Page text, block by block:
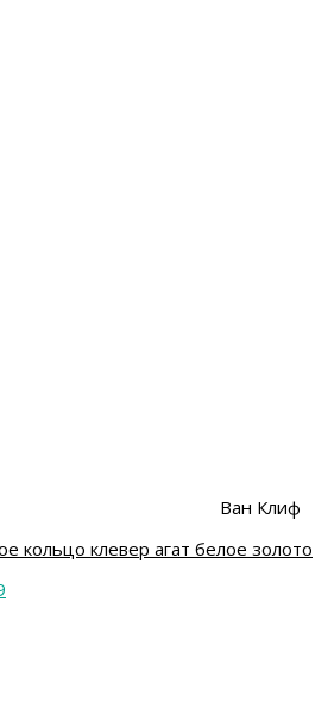
Ван Клиф
кольцо клевер агат белое золото